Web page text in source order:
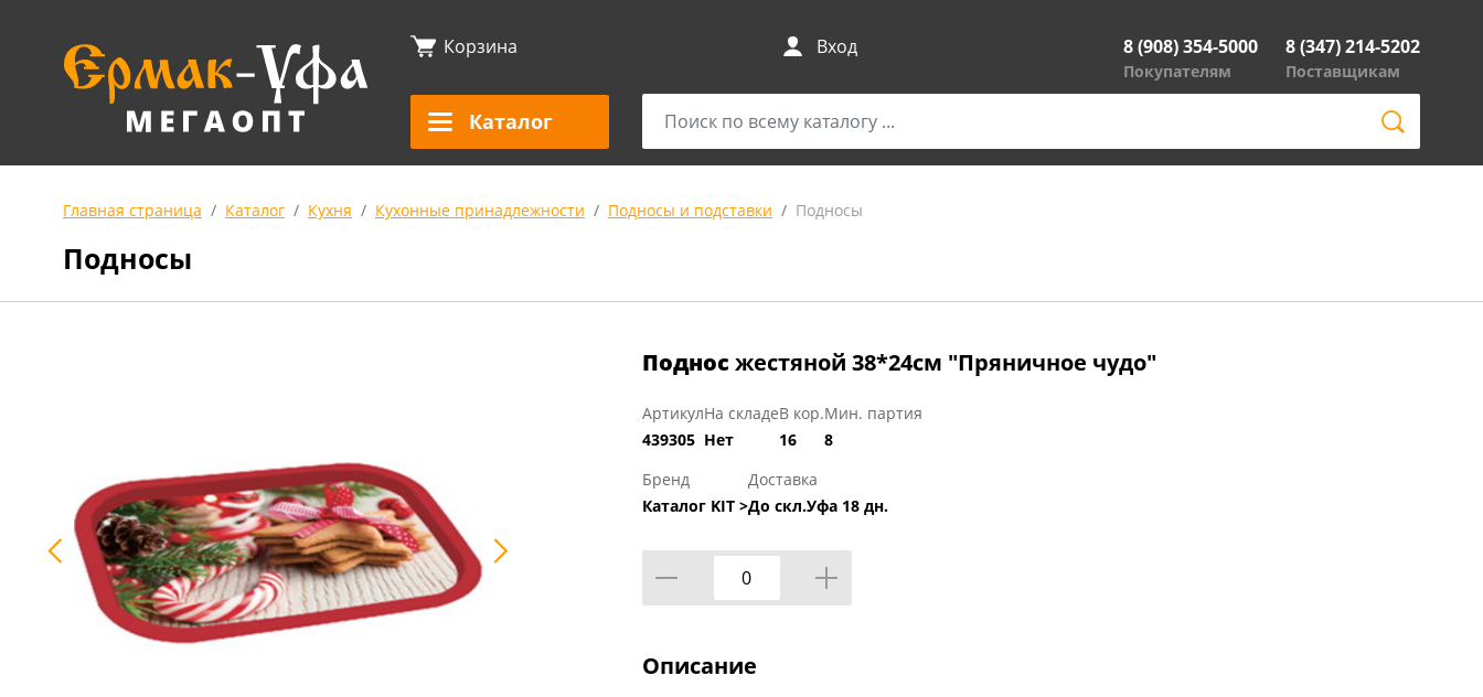
Корзина Вход 8 (908) 354-5000
Покупателям
8 (347) 214-5202
Поставщикам
Каталог
Главная страница Каталог Кухня Кухонные принадлежности Подносы и подставки Подносы
Подносы
Поднос жестяной 38*24см "Пряничное чудо"
Артикул
439305
На складе
Нет
В кор.
16
Мин. партия
8
Бренд
Каталог KIT >
Доставка
До скл.Уфа 18 дн.
Описание